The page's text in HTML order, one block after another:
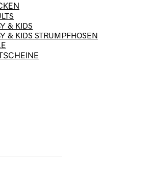
& KIDS
& KIDS STRUMPFHOSEN